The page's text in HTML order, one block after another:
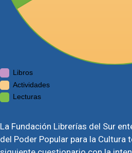
Libros
Actividades
Lecturas
La Fundación Librerías del Sur
del Poder Popular para la Cultura